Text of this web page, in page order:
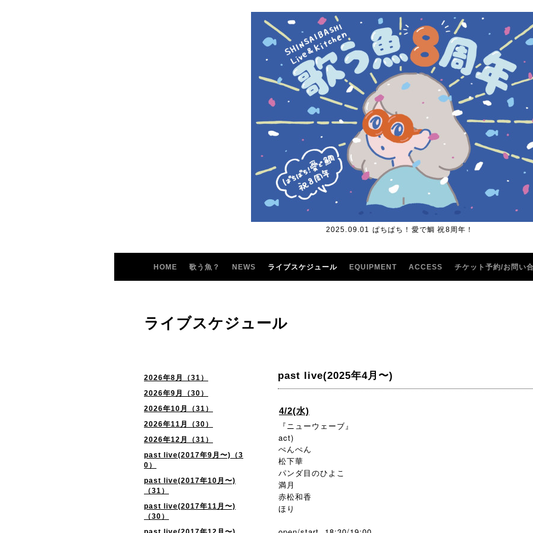
2025.09.01 ぱちぱち！愛で鯛 祝8周年！
HOME 歌う魚？ NEWS ライブスケジュール EQUIPMENT ACCESS チケット予約/お問い
2026年8月（31）
2026年9月（30）
2026年10月（31）
2026年11月（30）
2026年12月（31）
past live(2017年9月〜)（3
0）
past live(2017年10月〜)
（31）
past live(2017年11月〜)
（30）
ライブスケジュール
past live(2025年4月〜)
4/2(水)
『ニューウェーブ』
act)
ぺんぺん
松下華
パンダ目のひよこ
満月
赤松和香
ほり